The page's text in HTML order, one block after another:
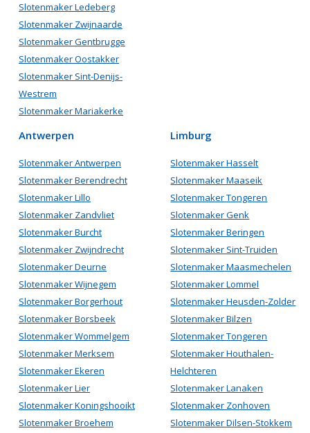
Slotenmaker Ledeberg
Slotenmaker Zwijnaarde
Slotenmaker Gentbrugge
Slotenmaker Oostakker
Slotenmaker Sint-Denijs-
Westrem
Slotenmaker Mariakerke
Antwerpen
Slotenmaker Antwerpen
Slotenmaker Berendrecht
Slotenmaker Lillo
Slotenmaker Zandvliet
Slotenmaker Burcht
Slotenmaker Zwijndrecht
Slotenmaker Deurne
Slotenmaker Wijnegem
Slotenmaker Borgerhout
Slotenmaker Borsbeek
Slotenmaker Wommelgem
Slotenmaker Merksem
Slotenmaker Ekeren
Slotenmaker Lier
Slotenmaker Koningshooikt
Slotenmaker Broehem
Limburg
Slotenmaker Hasselt
Slotenmaker Maaseik
Slotenmaker Tongeren
Slotenmaker Genk
Slotenmaker Beringen
Slotenmaker Sint-Truiden
Slotenmaker Maasmechelen
Slotenmaker Lommel
Slotenmaker Heusden-Zolder
Slotenmaker Bilzen
Slotenmaker Tongeren
Slotenmaker Houthalen-
Helchteren
Slotenmaker Lanaken
Slotenmaker Zonhoven
Slotenmaker Dilsen-Stokkem